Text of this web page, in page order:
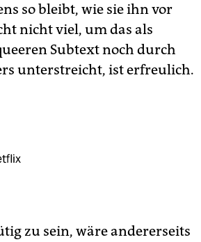
so bleibt, wie sie ihn vor
nicht viel, um das als
Subtext noch durch
unterstreicht, ist erfreulich.
zu sein, wäre andererseits